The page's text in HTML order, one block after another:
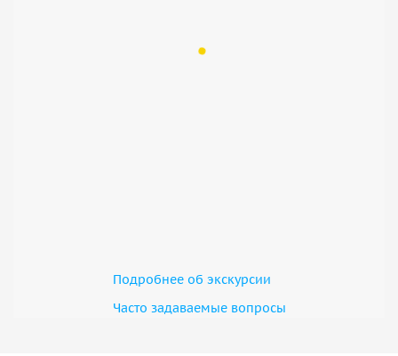
Подробнее об экскурсии
Часто задаваемые вопросы